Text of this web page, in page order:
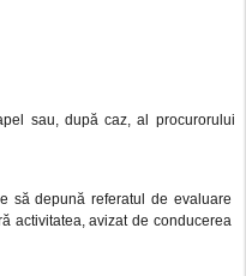
sau, după caz, al procurorului
să depună referatul de evaluare
activitatea, avizat de conducerea